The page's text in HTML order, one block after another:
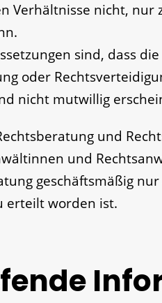
Verhältnisse nicht, nur
sind, dass
oder
nicht mutwillig
und
und
geschäftsmäßig
erteilt worden ist.